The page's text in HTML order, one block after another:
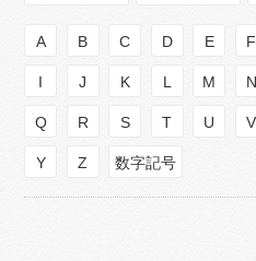
A B C D E F
I J K L M N
Q R S T U V
Y Z 数字記号